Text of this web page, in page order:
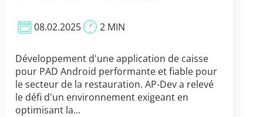
08.02.2025 2 MIN
Développement d'une application de caisse
pour PAD Android performante et fiable pour
le secteur de la restauration. AP-Dev a relevé
le défi d'un environnement exigeant en
optimisant la...